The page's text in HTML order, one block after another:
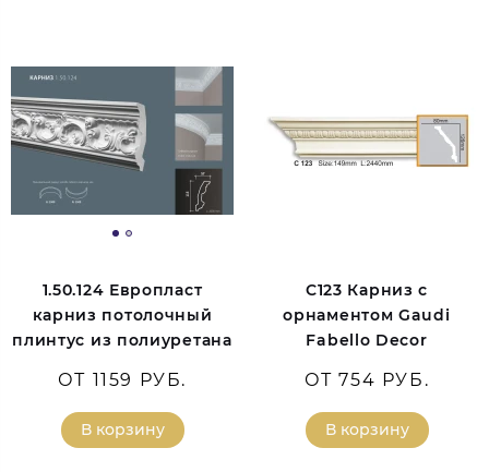
1.50.124 Европласт
карниз потолочный
плинтус из полиуретана
ОТ 1159 РУБ.
В корзину
C123 Карниз с
орнаментом Gaudi
Fabello Decor
ОТ 754 РУБ.
В корзину